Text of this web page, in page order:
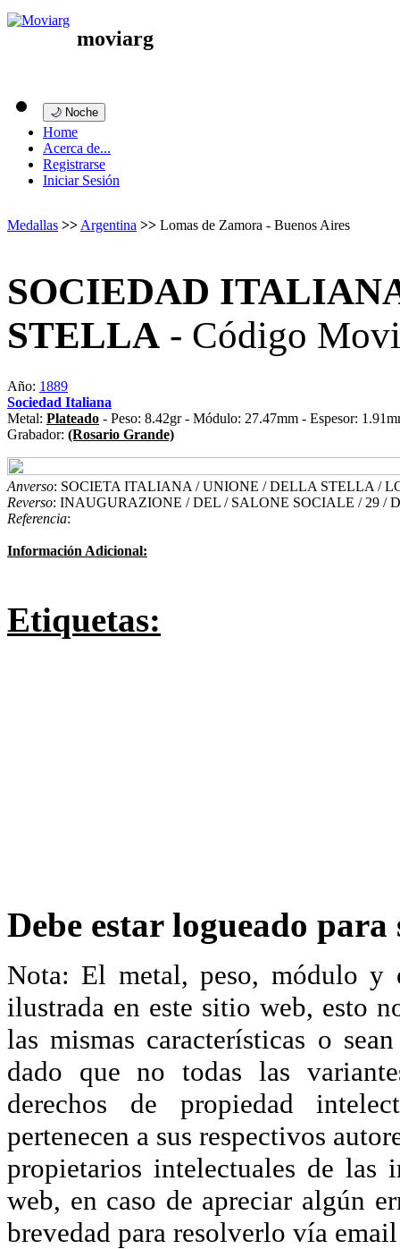
moviarg
🌙 Noche
Home
Acerca de...
Registrarse
Iniciar Sesión
Medallas >> Argentina >> Lomas de Zamora - Buenos Aires
SOCIEDAD
STELLA - Código
Año: 1889
Sociedad Italiana
Metal: Plateado - Peso: 8.42gr - Módulo: 27.47mm - Espesor:
Grabador: (Rosario Grande)
Anverso: SOCIETA ITALIANA / UNIONE / DELLA STELLA /
Reverso: INAUGURAZIONE / DEL / SALONE SOCIALE / 29 /
Referencia:
Información Adicional:
Etiquetas:
Debe estar logueado
Nota: El metal, peso, módulo y
ilustrada en este sitio web, esto
las mismas características o
dado que no todas las
derechos de propiedad
pertenecen a sus respectivos
propietarios intelectuales de las
web, en caso de apreciar algún
brevedad para resolverlo vía